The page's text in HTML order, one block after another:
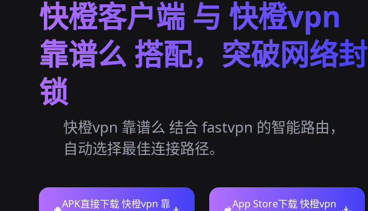
快橙客户端 与 快橙vpn
靠谱么 搭配，突破网络封
锁
快橙vpn 靠谱么 结合 fastvpn 的智能路由，
自动选择最佳连接路径。
APK直接下载 快橙vpn 靠
App Store下载 快橙vpn